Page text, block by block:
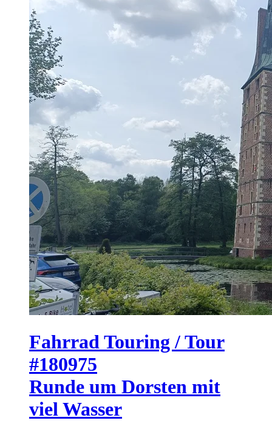
Fahrrad Touring / Tour
#180975
Runde um Dorsten mit
viel Wasser